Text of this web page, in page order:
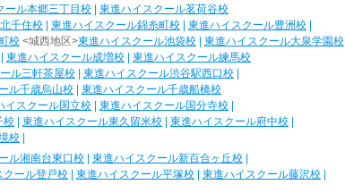
ール本郷三丁目校
東進ハイスクール茗荷谷校
千住校 東進ハイスクール錦糸町校 東進ハイスクール豊洲校
校 <城西地区>東進ハイスクール池袋校 東進ハイスクール大泉学園校
東進ハイスクール成増校
東進ハイスクール練馬校
ル三軒茶屋校 東進ハイスクール渋谷駅西口校
ル千歳烏山校
東進ハイスクール千歳船橋校
イスクール国立校 東進ハイスクール国分寺校
校 東進ハイスクール東久留米校 東進ハイスクール府中校
校
ル湘南台東口校 東進ハイスクール新百合ヶ丘校
クール登戸校 東進ハイスクール平塚校 東進ハイスクール藤沢校